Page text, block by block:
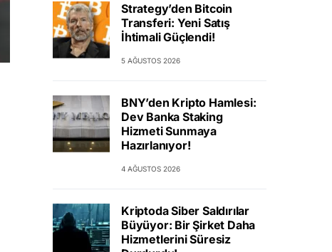
Strategy’den Bitcoin
Transferi: Yeni Satış
İhtimali Güçlendi!
5 AĞUSTOS 2026
BNY’den Kripto Hamlesi:
Dev Banka Staking
Hizmeti Sunmaya
Hazırlanıyor!
4 AĞUSTOS 2026
Kriptoda Siber Saldırılar
Büyüyor: Bir Şirket Daha
Hizmetlerini Süresiz